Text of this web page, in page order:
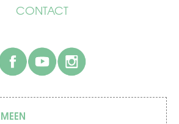
CONTACT
facebook